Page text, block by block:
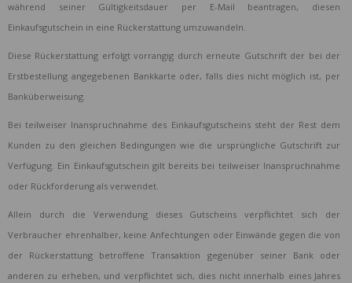
während seiner Gültigkeitsdauer per E-Mail beantragen, diesen
Einkaufsgutschein in eine Rückerstattung umzuwandeln.
Diese Rückerstattung erfolgt vorrangig durch erneute Gutschrift der bei der
Erstbestellung angegebenen Bankkarte oder, falls dies nicht möglich ist, per
Banküberweisung.
Bei teilweiser Inanspruchnahme des Einkaufsgutscheins steht der Rest dem
Kunden zu den gleichen Bedingungen wie die ursprüngliche Gutschrift zur
Verfügung. Ein Einkaufsgutschein gilt bereits bei teilweiser Inanspruchnahme
oder Rückforderung als verwendet.
Allein durch die Verwendung dieses Gutscheins verpflichtet sich der
Verbraucher ehrenhalber, keine Anfechtungen oder Einwände gegen die von
der Rückerstattung betroffene Transaktion gegenüber seiner Bank oder
anderen zu erheben, und verpflichtet sich, dies nicht innerhalb eines Jahres